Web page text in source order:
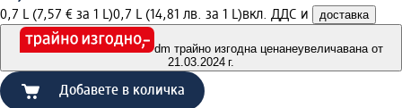
0,7 L (7,57 € за 1 L)0,7 L (14,81 лв. за 1 L)вкл. ДДС и доставка
dm трайно изгодна ценанеувеличавана от
21.03.2024 г.
Добавете в количка